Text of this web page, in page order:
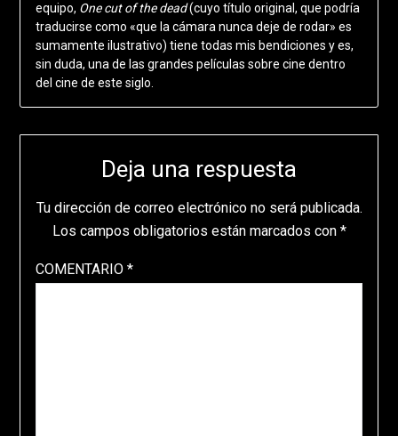
equipo, One cut of the dead(cuyo título original, que podría
traducirse como «que la cámara nunca deje de rodar» es
sumamente ilustrativo) tiene todas mis bendiciones y es,
sin duda, una de las grandes películas sobre cine dentro
del cine de este siglo.
Deja una respuesta
Tu dirección de correo electrónico no será publicada.
Los campos obligatorios están marcados con *
COMENTARIO *